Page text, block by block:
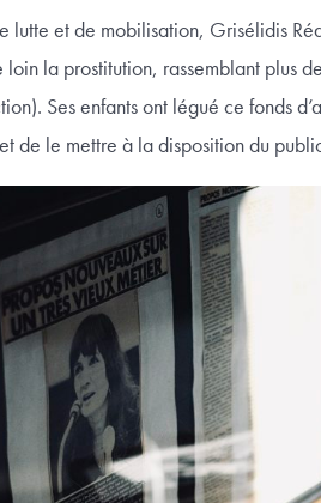
lutte et de mobilisation, Grisélidis
la prostitution, rassemblant plus
Ses enfants ont légué ce fonds
de le mettre à la disposition du